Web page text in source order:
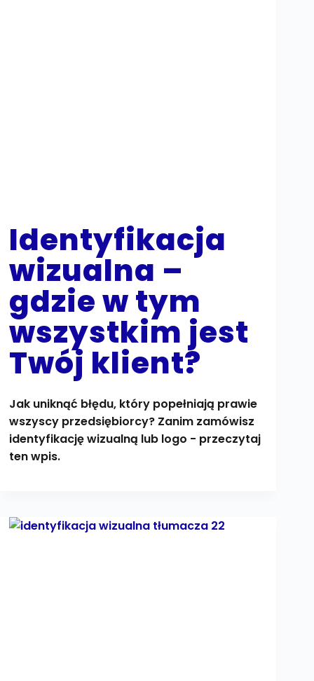
Identyfikacja
wizualna –
gdzie w tym
wszystkim jest
Twój klient?
Jak uniknąć błędu, który popełniają prawie
wszyscy przedsiębiorcy? Zanim zamówisz
identyfikację wizualną lub logo - przeczytaj
ten wpis.